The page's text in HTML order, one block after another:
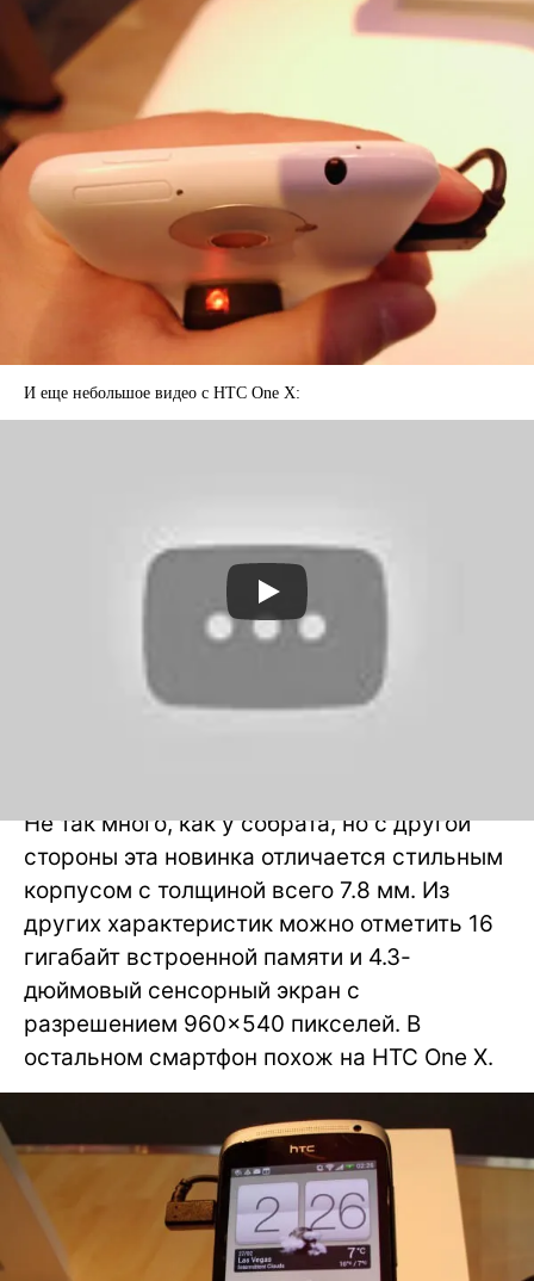
И еще небольшое видео с HTC One X:
Не так много, как у собрата, но с другой
стороны эта новинка отличается стильным
корпусом с толщиной всего 7.8 мм. Из
других характеристик можно отметить 16
гигабайт встроенной памяти и 4.3-
дюймовый сенсорный экран с
разрешением 960×540 пикселей. В
остальном смартфон похож на HTC One X.